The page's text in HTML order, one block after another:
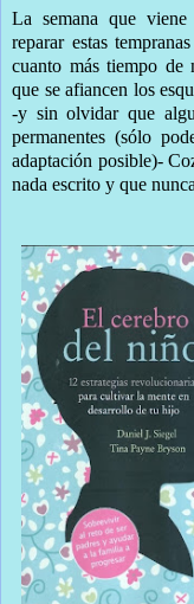
La semana que
reparar estas
cuanto más tiempo de
que se afiancen los
-y sin olvidar que
permanentes (sólo
adaptación posible)-
nada escrito y que